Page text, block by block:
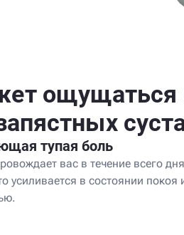
ощущаться
тупая боль
вас в течение всего
усиливается в состоянии покоя